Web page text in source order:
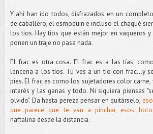
Y ahí han ido todos, disfrazados en un
de caballero, el esmoquin e incluso el chaqué
los tios. Hay tíos que están mejor en vaqueros
ponen un traje no pasa nada.
El frac es otra cosa. El frac es a las tías,
lenceria a los tíos. Tú ves a un tío con frac...y
pies. El frac es como los sujetadores color carne,
interés y las ganas y todo. Ni siquiera piensas
olvido". Da hasta pereza pensar en quitárselo,
que parece que te van a pinchar, esos
naftalina desde la distancia.